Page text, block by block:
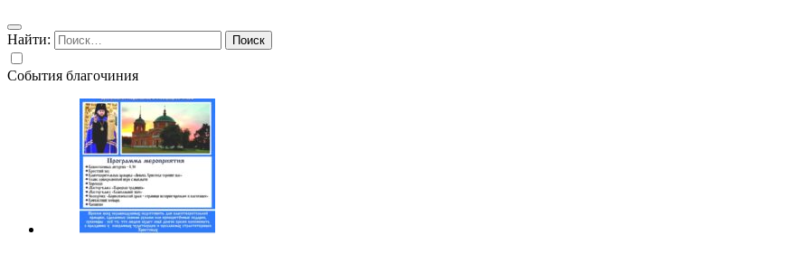
Найти:
События благочиния